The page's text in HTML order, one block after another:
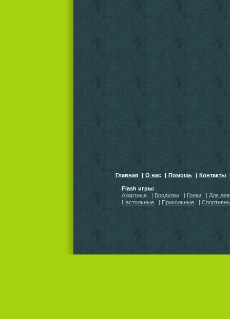
Главная | О нас | Помощь | Контакты
Flash игры:
Азартные
| Бродилки | Гонки | Для
Настольные
| Прикольные |